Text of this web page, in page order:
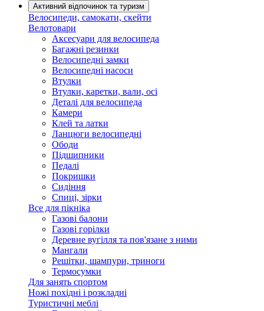
Активний відпочинок та туризм
Велосипеди, самокати, скейти
Велотовари
Аксесуари для велосипеда
Багажні резинки
Велосипедні замки
Велосипедні насоси
Втулки
Втулки, каретки, вали, осі
Деталі для велосипеда
Камери
Клей та латки
Ланцюги велосипедні
Ободи
Підшипники
Педалі
Покришки
Сидіння
Спиці, зірки
Все для пікніка
Газові балони
Газові горілки
Деревне вугілля та пов'язане з ними
Мангали
Решітки, шампури, триноги
Термосумки
Для занять спортом
Ножі похідні і розкладні
Туристичні меблі